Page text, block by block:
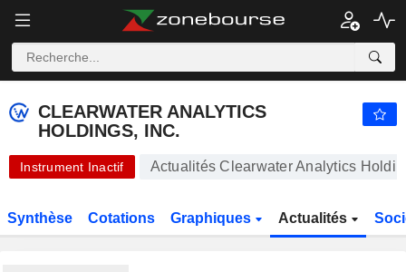
CLEARWATER ANALYTICS
HOLDINGS, INC.
Instrument Inactif Actualités Clearwater Analytics
Synthèse Cotations Graphiques Actualités